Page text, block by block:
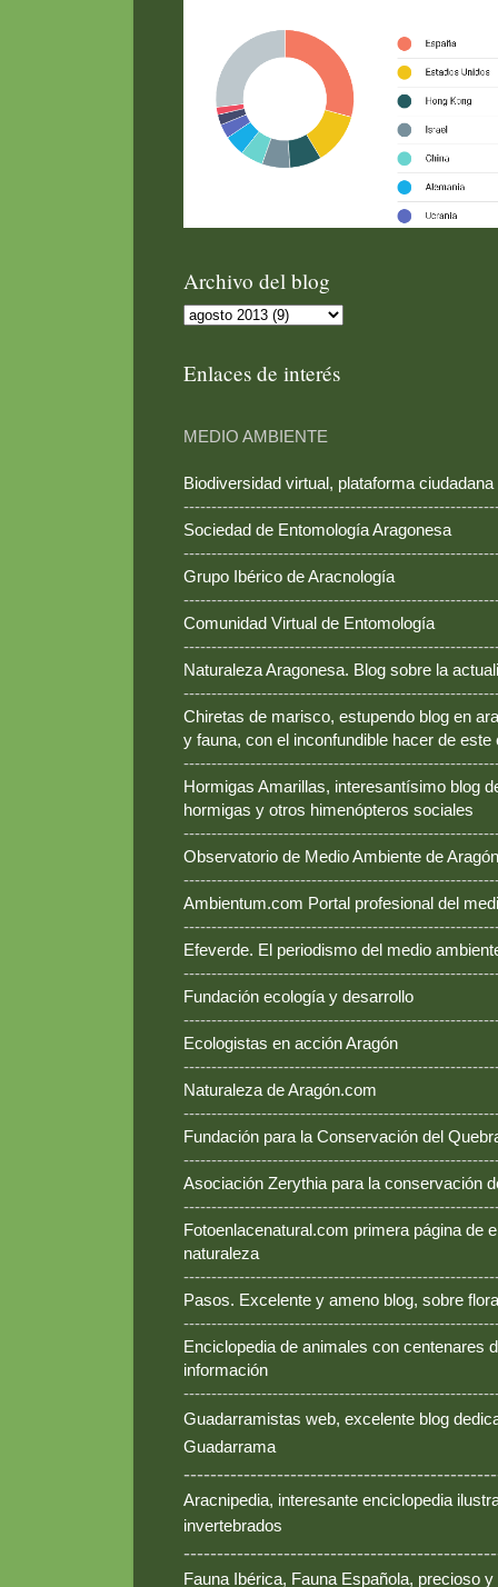
Archivo del blog
Enlaces de interés
MEDIO AMBIENTE
Biodiversidad virtual, plataforma ciudadana
Sociedad de Entomología Aragonesa
Grupo Ibérico de Aracnología
Comunidad Virtual de Entomología
Naturaleza Aragonesa. Blog sobre la
Chiretas de marisco, estupendo blog en
y fauna, con el inconfundible hacer de este
Hormigas Amarillas, interesantísimo blog
hormigas y otros himenópteros sociales
Observatorio de Medio Ambiente de Aragón
Ambientum.com Portal profesional del
Efeverde. El periodismo del medio
Fundación ecología y desarrollo
Ecologistas en acción Aragón
Naturaleza de Aragón.com
Fundación para la Conservación del
Asociación Zerythia para la conservación
Fotoenlacenatural.com primera página de
naturaleza
Pasos. Excelente y ameno blog, sobre
Enciclopedia de animales con centenares
información
Guadarramistas web, excelente blog
Guadarrama
Aracnipedia, interesante enciclopedia
invertebrados
Fauna Ibérica, Fauna Española, precioso